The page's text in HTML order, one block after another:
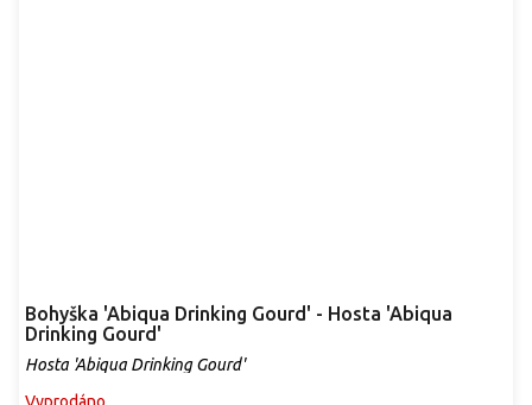
Bohyška 'Abiqua Drinking Gourd' - Hosta 'Abiqua
Drinking Gourd'
Hosta 'Abiqua Drinking Gourd'